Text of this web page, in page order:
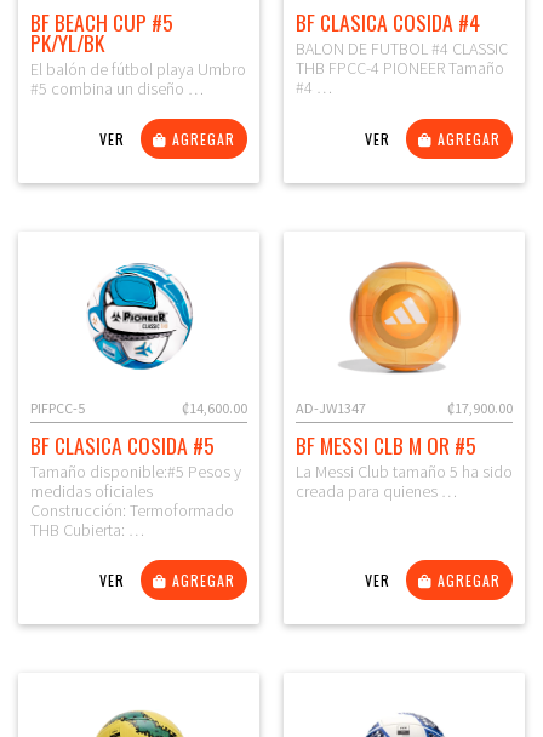
BF BEACH CUP #5
PK/YL/BK
El balón de fútbol playa Umbro
#5 combina un diseño …
VER AGREGAR
BF CLASICA COSIDA #4
BALON DE FUTBOL #4 CLASSIC
THB FPCC-4 PIONEER Tamaño
#4 …
VER AGREGAR
₡14,600.00
PIFPCC-5
BF CLASICA COSIDA #5
Tamaño disponible:#5 Pesos y
medidas oficiales
Construcción: Termoformado
THB Cubierta: …
VER AGREGAR
₡17,900.00
AD-JW1347
BF MESSI CLB M OR #5
La Messi Club tamaño 5 ha sido
creada para quienes …
VER AGREGAR